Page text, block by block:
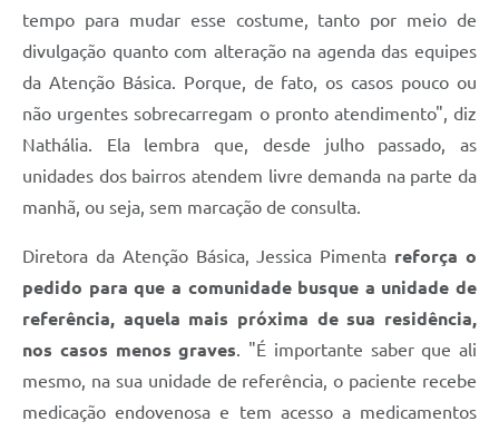
tempo para mudar esse costume, tanto por meio de
divulgação quanto com alteração na agenda das equipes
da Atenção Básica. Porque, de fato, os casos pouco ou
não urgentes sobrecarregam o pronto atendimento", diz
Nathália. Ela lembra que, desde julho passado, as
unidades dos bairros atendem livre demanda na parte da
manhã, ou seja, sem marcação de consulta.
Diretora da Atenção Básica, Jessica Pimenta reforça o
pedido para que a comunidade busque a unidade de
referência, aquela mais próxima de sua residência,
nos casos menos graves . "É importante saber que ali
mesmo, na sua unidade de referência, o paciente recebe
medicação endovenosa e tem acesso a medicamentos